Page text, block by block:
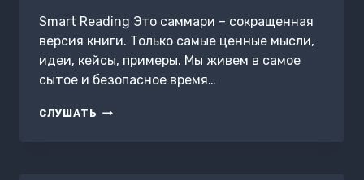
Smart Reading Это саммари – сокращенная
версия книги. Только самые ценные мысли,
идеи, кейсы, примеры. Мы живем в самое
сытое и безопасное время…
СЛУШАТЬ КЛЮЧЕВЫЕ